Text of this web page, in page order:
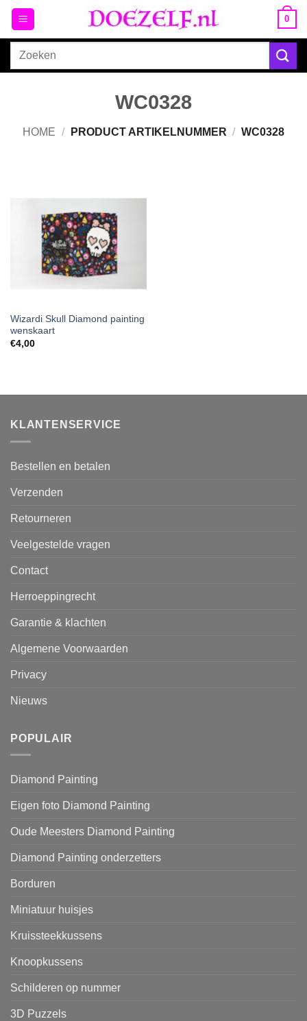
Ga
naar
inhoud
0
Zoeken
WC0328
HOME / PRODUCT ARTIKELNUMMER / WC0328
Wizardi Skull Diamond painting
wenskaart
€4,00
KLANTENSERVICE
Bestellen en betalen
Verzenden
Retourneren
Veelgestelde vragen
Contact
Herroeppingrecht
Garantie & klachten
Algemene Voorwaarden
Privacy
Nieuws
POPULAIR
Diamond Painting
Eigen foto Diamond Painting
Oude Meesters Diamond Painting
Diamond Painting onderzetters
Borduren
Miniatuur huisjes
Kruissteekkussens
Knoopkussens
Schilderen op nummer
3D Puzzels